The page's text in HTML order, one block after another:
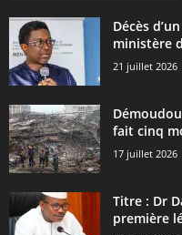
Décès
ministère
21 juillet 2026
fait cinq
17 juillet 2026
Titre : Dr
première